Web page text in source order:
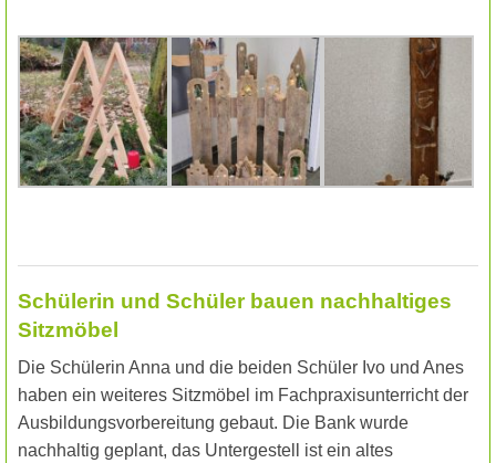
Schülerin und Schüler bauen nachhaltiges
Sitzmöbel
Die Schülerin Anna und die beiden Schüler Ivo und Anes
haben ein weiteres Sitzmöbel im Fachpraxisunterricht der
Ausbildungsvorbereitung gebaut. Die Bank wurde
nachhaltig geplant, das Untergestell ist ein altes